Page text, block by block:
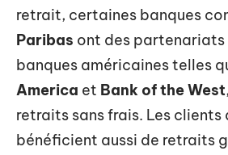
retrait, certaines banques
Paribas ont des partenariats
banques américaines telles
America et Bank of the West
retraits sans frais. Les clients
bénéficient aussi de retraits